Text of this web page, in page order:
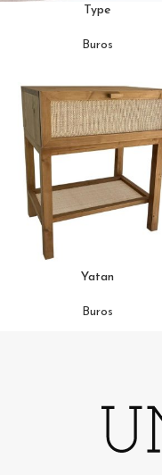
Type
Buros
Yatan
Buros